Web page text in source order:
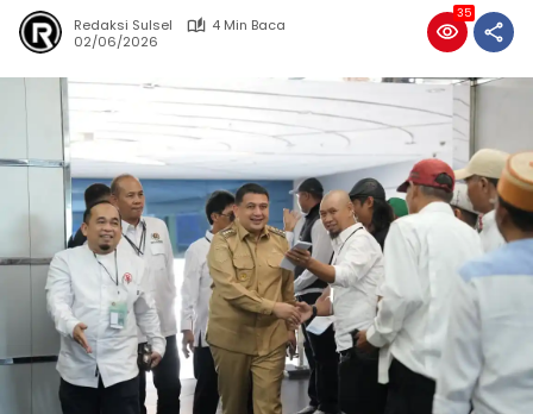
Redaksi Sulsel
4 Min Baca
02/06/2026
35